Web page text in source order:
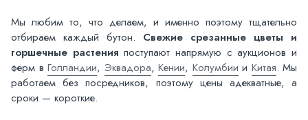
Мы любим то, что делаем, и именно поэтому тщательно
отбираем каждый бутон. Свежие срезанные цветы и
горшечные растения поступают напрямую с аукционов и
ферм в Голландии, Эквадора, Кении, Колумбии и Китая. Мы
работаем без посредников, поэтому цены адекватные, а
сроки — короткие.